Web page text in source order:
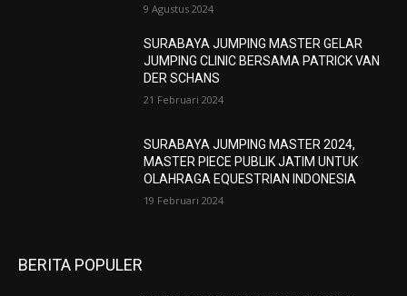
9 Agustus 2024
SURABAYA JUMPING MASTER GELAR
JUMPING CLINIC BERSAMA PATRICK VAN
DER SCHANS
21 Februari 2024
SURABAYA JUMPING MASTER 2024,
MASTER PIECE PUBLIK JATIM UNTUK
OLAHRAGA EQUESTRIAN INDONESIA
19 Februari 2024
BERITA POPULER